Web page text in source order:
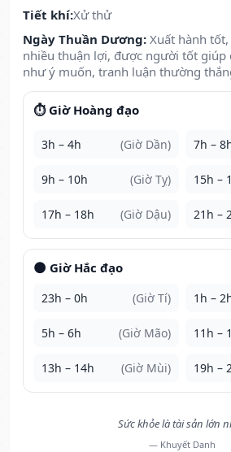
Tiết khí:Xử thử
Ngày Thuần Dương: Xuất hành
nhiều thuận lợi, được người tốt giúp
như ý muốn, tranh luận thường
⏱️ Giờ Hoàng đạo
3h – 4h (Giờ Dần) 7h –
9h – 10h (Giờ Tỵ) 15h –
17h – 18h (Giờ Dậu) 21h –
🌑 Giờ Hắc đạo
23h – 0h (Giờ Tí) 1h –
5h – 6h (Giờ Mão) 11h –
13h – 14h (Giờ Mùi) 19h –
Sức khỏe là tài sản lớn
— Khuyết Danh